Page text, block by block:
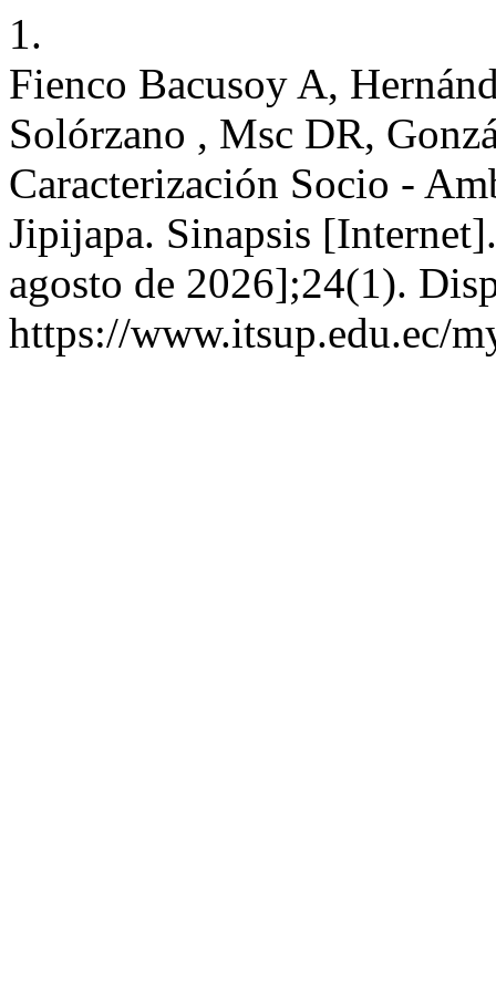
1.
Fienco Bacusoy A,
Solórzano , Msc DR,
Caracterización Socio -
Jipijapa. Sinapsis
agosto de 2026];24(1).
https://www.itsup.edu.ec/